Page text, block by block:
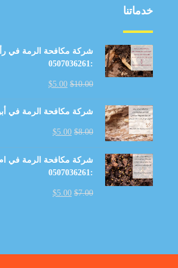
خدماتنا
شركة مكافحة الرمة في
:0507036261
$10.00
$5.00
شركة مكافحة الرمة في أبوظبي
$8.00
$5.00
شركة مكافحة الرمة في ام
:0507036261
$7.00
$5.00